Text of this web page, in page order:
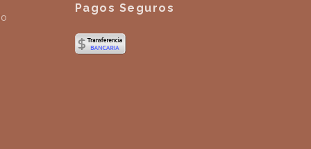
Pagos Seguros